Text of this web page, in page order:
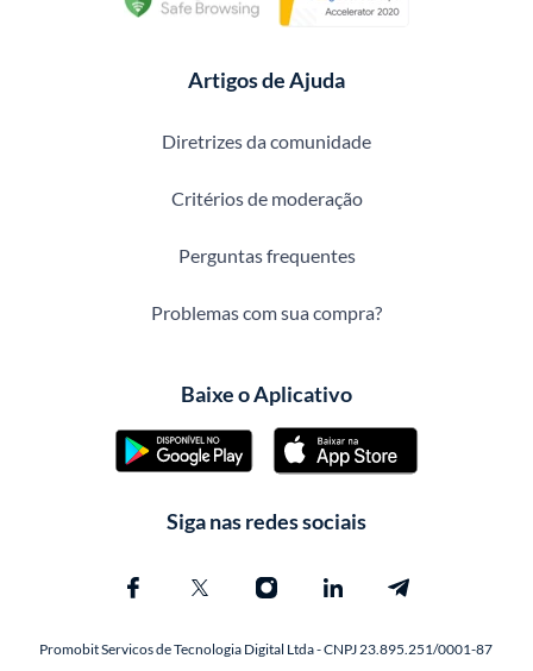
Artigos de Ajuda
Diretrizes da comunidade
Critérios de moderação
Perguntas frequentes
Problemas com sua compra?
Baixe o Aplicativo
Siga nas redes sociais
Promobit Servicos de Tecnologia Digital Ltda - CNPJ 23.895.251/0001-87